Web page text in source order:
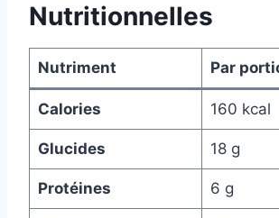
Nutritionnelles
Nutriment Par
Calories 160 kcal
Glucides 18 g
Protéines 6 g